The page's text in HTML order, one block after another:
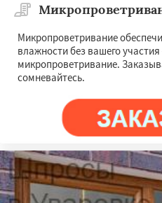
Микропроветривание
влажности без вашего
микропроветривание.
сомневайтесь.